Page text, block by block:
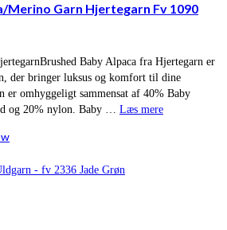
Merino Garn Hjertegarn Fv 1090
Baby Alpaca fra Hjertegarn er
der bringer luksus og komfort til dine
er omhyggeligt sammensat af 40% Baby
og 20% nylon. Baby … Læs mere